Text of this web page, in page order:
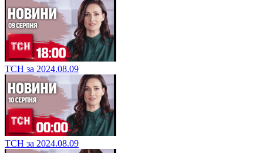
ТСН за 2024.08.09
ТСН за 2024.08.09